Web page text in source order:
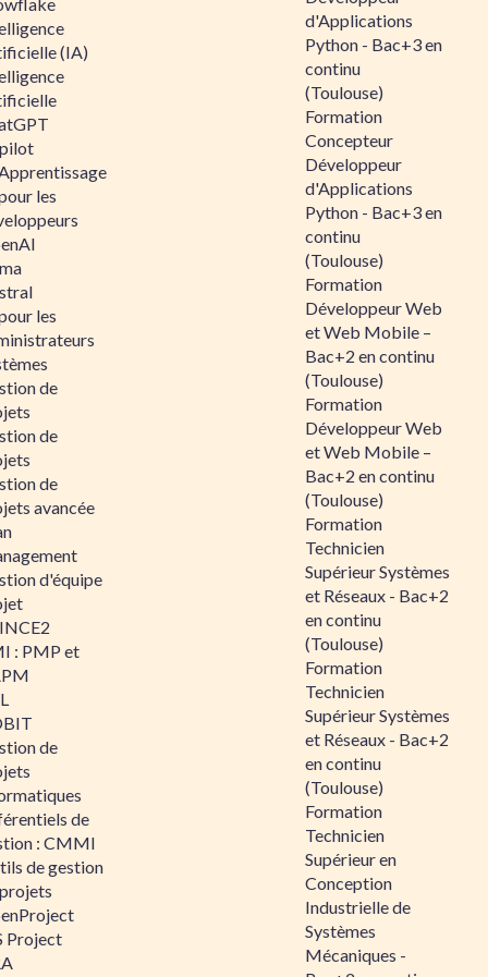
(IA)
les
les
de
de
de
avancée
d'équipe
: PMP et
de
de
: CMMI
de gestion
Project
d'Applications
Python - Bac+3 en
continu
(Toulouse)
Formation
Concepteur
Développeur
d'Applications
Python - Bac+3 en
continu
(Toulouse)
Formation
Développeur Web
et Web Mobile –
Bac+2 en continu
(Toulouse)
Formation
Développeur Web
et Web Mobile –
Bac+2 en continu
(Toulouse)
Formation
Technicien
Supérieur Systèmes
et Réseaux - Bac+2
en continu
(Toulouse)
Formation
Technicien
Supérieur Systèmes
et Réseaux - Bac+2
en continu
(Toulouse)
Formation
Technicien
Supérieur en
Conception
Industrielle de
Systèmes
Mécaniques -